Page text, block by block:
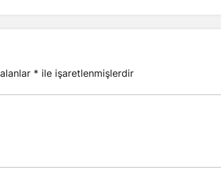
* ile işaretlenmişlerdir